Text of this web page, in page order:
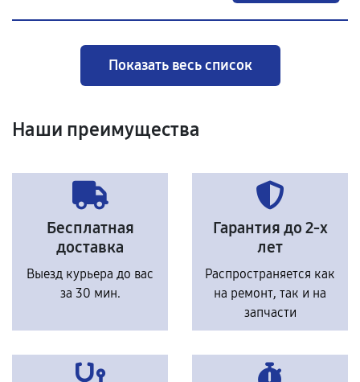
Показать весь список
Наши преимущества
Бесплатная
доставка
Выезд курьера до вас
за 30 мин.
Гарантия до 2-х
лет
Распространяется как
на ремонт, так и на
запчасти